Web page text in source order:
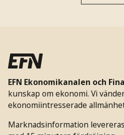
EFN Ekonomikanalen och
kunskap om ekonomi. Vi
ekonomiintresserade
Marknadsinformation